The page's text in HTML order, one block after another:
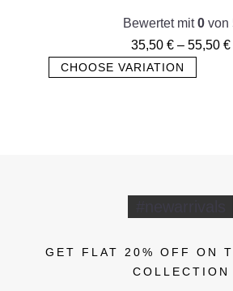
Bewertet mit0von
35,50€ –55,50€
CHOOSE VARIATION
GET FLAT 20% OFF ON
COLLECTION